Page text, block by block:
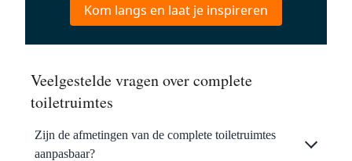
Kom langs en laat je inspireren
Veelgestelde vragen over complete
toiletruimtes
Zijn de afmetingen van de complete toiletruimtes
aanpasbaar?